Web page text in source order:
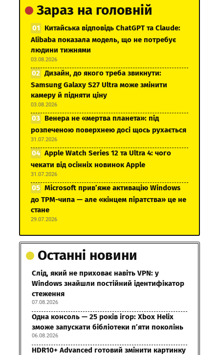
Зараз на головній
Китайська відповідь ChatGPT та Claude:
Alibaba показала модель, що не потребує
людини тижнями
03.08.2026
Дизайн, до якого треба звикнути:
Samsung Galaxy S27 Ultra може змінити
камеру й підняти ціну
03.08.2026
Венера не «мертва планета»: під
розпеченою поверхнею досі щось рухається
31.07.2026
Apple Watch Series 12 та Ultra 4: чого
чекати від осінніх новинок Apple
31.07.2026
Microsoft прив’яже активацію Windows
до TPM-чипа — але «кінцем піратства» це не
стане
29.07.2026
Останні новини
Слід, який не приховає навіть VPN: у
Windows знайшли постійний ідентифікатор
стеження
07.08.2026
Одна консоль — 25 років ігор: Xbox Helix
зможе запускати бібліотеки п’яти поколінь
06.08.2026
HDR10+ Advanced готовий змінити картинку